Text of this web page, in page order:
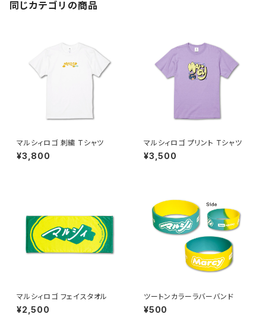
同じカテゴリの商品
マルシィロゴ 刺繍 Tシャツ
¥3,800
マルシィロゴ プリント Tシャツ
¥3,500
マルシィロゴ フェイスタオル
¥2,500
ツートンカラーラバーバンド
¥500